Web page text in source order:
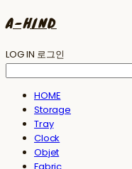
A-HIND
LOG IN 로그인
HOME
Storage
Tray
Clock
Objet